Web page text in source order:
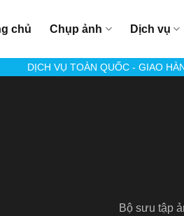
chủ Chụp ảnh Dịch vụ
DỊCH VỤ TOÀN QUỐC - GIAO
Bộ sưu tập